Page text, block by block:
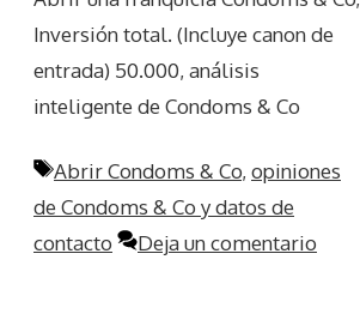
Inversión total. (Incluye canon de
entrada) 50.000, análisis
inteligente de Condoms & Co
Etiquetas
Abrir Condoms & Co, opiniones
de Condoms & Co y datos de
contacto
Deja un comentario